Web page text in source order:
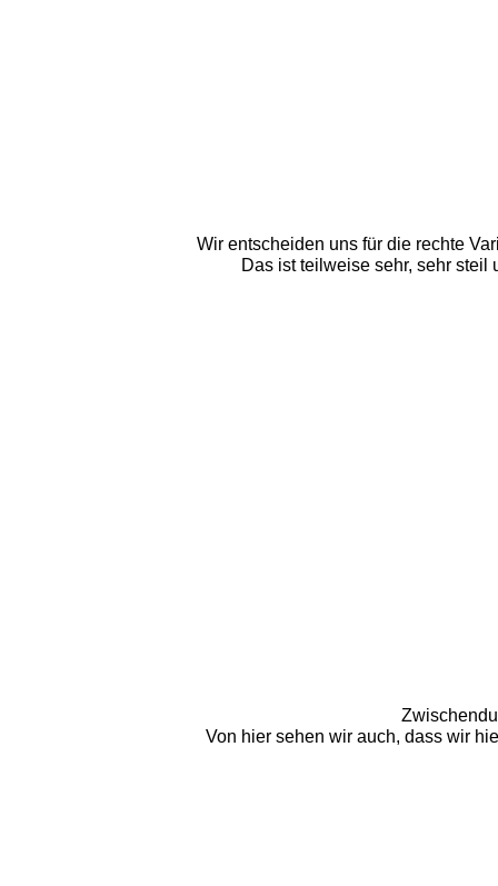
Wir entscheiden uns für die rechte
Das ist teilweise sehr, sehr
Von hier sehen wir auch, dass wir